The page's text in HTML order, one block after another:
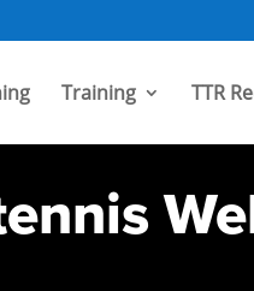
Training TTR